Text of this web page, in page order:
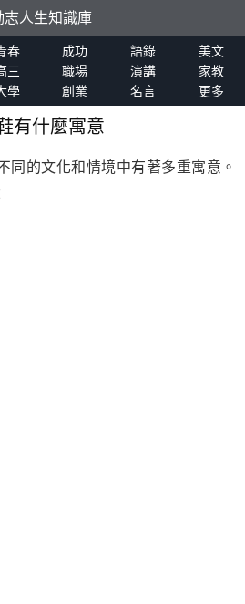
志人生知識庫
春 成功 語錄
美文
三 職場 演講
家教
學 創業 名言 更多
有什麼寓意
同的文化和情境中有著多重寓意。